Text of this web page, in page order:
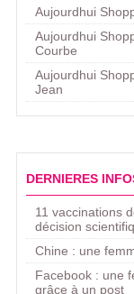
Aujourdhui
Aujourdhui
Courbe
Aujourdhui
Jean
DERNIERES
11 vaccinations
décision
Chine : une
Facebook : une
grâce à un post